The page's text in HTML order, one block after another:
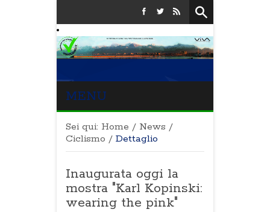
MENU
Sei qui: Home / News /
Ciclismo / Dettaglio
Inaugurata oggi la
mostra "Karl Kopinski:
wearing the pink"